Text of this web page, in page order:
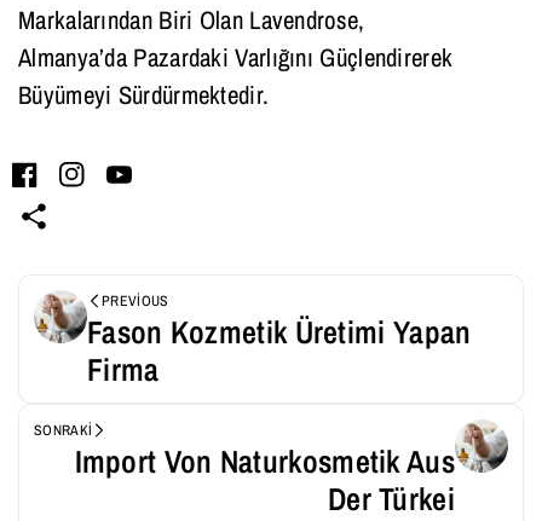
Markalarından Biri Olan Lavendrose,
Almanya’da Pazardaki Varlığını Güçlendirerek
Büyümeyi Sürdürmektedir.
Facebook
InstagramYouTube
PREVIOUS
Fason Kozmetik Üretimi Yapan
Firma
SONRAKI
Import Von Naturkosmetik Aus
Der Türkei